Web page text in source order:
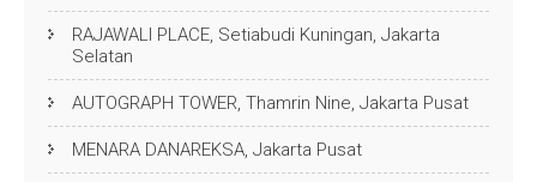
RAJAWALI PLACE, Setiabudi Kuningan, Jakarta
Selatan
AUTOGRAPH TOWER, Thamrin Nine, Jakarta Pusat
MENARA DANAREKSA, Jakarta Pusat